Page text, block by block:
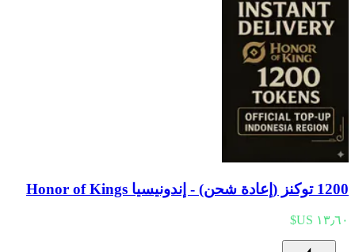
1200 توكنز (إعادة شحن) - إندونيسيا Honor of Kings